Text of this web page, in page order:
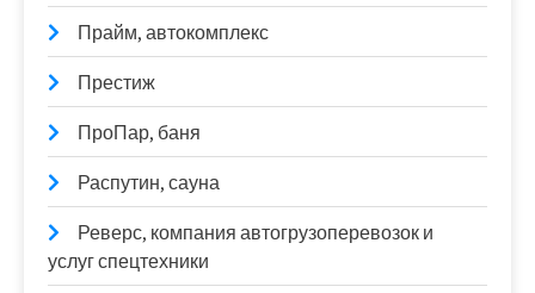
Прайм, автокомплекс
Престиж
ПроПар, баня
Распутин, сауна
Реверс, компания автогрузоперевозок и
услуг спецтехники